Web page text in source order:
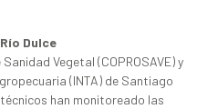
Dulce
Vegetal (COPROSAVE) y
(INTA) de Santiago
han monitoreado las